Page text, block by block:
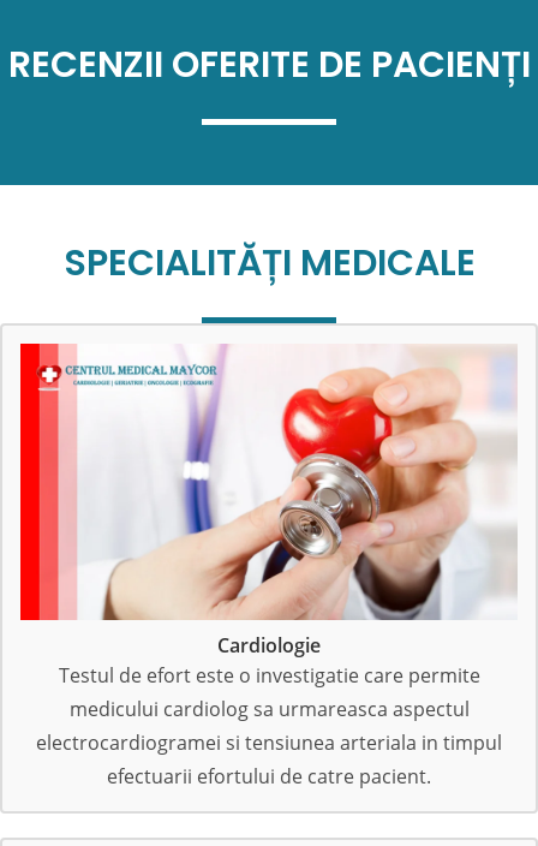
RECENZII OFERITE DE PACIENȚI
SPECIALITĂȚI MEDICALE
Cardiologie
Testul de efort este o investigatie care permite
medicului cardiolog sa urmareasca aspectul
electrocardiogramei si tensiunea arteriala in timpul
efectuarii efortului de catre pacient.